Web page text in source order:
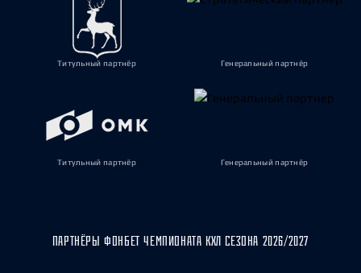
Титульный партнёр Генеральный партнёр
Титульный партнёр Генеральный партнёр
ПАРТНЁРЫ ФОНБЕТ ЧЕМПИОНАТА КХЛ СЕЗОНА 2026/2027